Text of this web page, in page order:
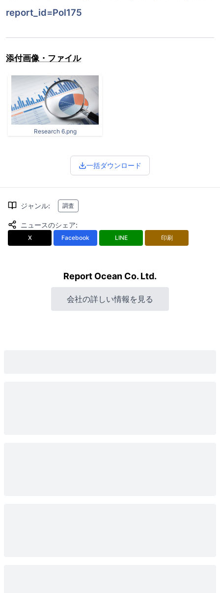
report_id=Pol175
添付画像・ファイル
Research 6.png
一括ダウンロード
ジャンル: 調査
ニュースのシェア:
X Facebook LINE 印刷
Report Ocean Co. Ltd.
会社の詳しい情報を見る